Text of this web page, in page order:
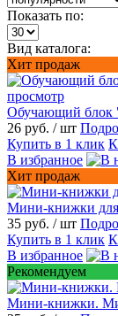
Показать по:
Вид каталога:
Хит продаж
просмотр
Обучающий блок
26 руб. / шт
Купить в 1 клик
В избранное
Хит продаж
Мини-книжки
35 руб. / шт
Купить в 1 клик
В избранное
Рекомендуем
Мини-книжки.